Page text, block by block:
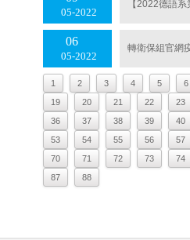
05 2022
【2022德語
05 2022
06 轉衛保組官網
1 2 3 4 5
6
19
20 21 22
23
36
37 38 39
40
53
54 55 56
57
70
71 72 73
74
87
88